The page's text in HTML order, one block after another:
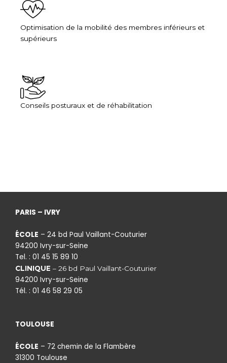
Optimisation de la mobilité des membres inférieurs et
supérieurs
Conseils posturaux et de réhabilitation
PARIS – IVRY
ÉCOLE – 24 bd Paul Vaillant-Couturier
94200 Ivry-sur-Seine
Tel. : 01 45 15 89 10
CLINIQUE – 26 bd Paul Vaillant-Couturier
94200 Ivry-sur-Seine
Tél. : 01 46 58 29 05
TOULOUSE
ÉCOLE – 72 chemin de la Flambère
31300 Toulouse